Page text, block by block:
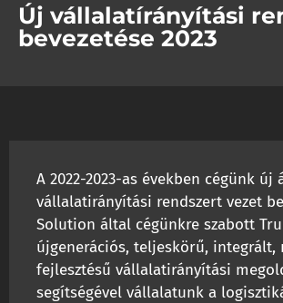
Új vállalatírányítási
bevezetése 2023
A 2022-2023-as években cégünk új
vállalatirányítási rendszert vezet
Solution által cégünkre szabott
újgenerációs, teljeskörű, integrált,
fejlesztésű vállalatirányítási
segítségével vállalatunk a